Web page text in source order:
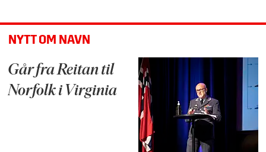
NYTT OM NAVN
Går fra Reitan til
Norfolk i Virginia